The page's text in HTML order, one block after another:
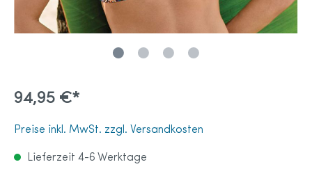
94,95 €*
Preise inkl. MwSt. zzgl. Versandkosten
Lieferzeit 4-6 Werktage